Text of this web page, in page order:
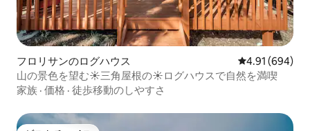
フロリサンのログハウス レビュー694
4.91 (694)
山の景色を望む☀三角屋根の☀ログハウスで自然を満喫
家族 · 価格 · 徒歩移動のしやすさ